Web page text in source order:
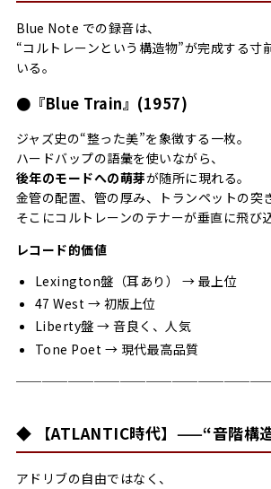
Blue Note での録音は、
“コルトレーンという構造物”が完成する寸
いる。
●『Blue Train』(1957)
ジャズ史の“整った美”を象徴する一枚。
ハードバップの語彙を使いながら、
後年のモードへの萌芽が随所に現れる。
金管の配置、管の厚み、トランペットの突
そこにコルトレーンのテナーが垂直に飛び込
レコード的価値
Lexington盤（耳あり） → 最上位
47 West → 初版上位
Liberty盤 → 音良く、人気
Tone Poet → 現代最高品質
◆ 【ATLANTIC時代】——“音階構
アドリブの自由ではなく、